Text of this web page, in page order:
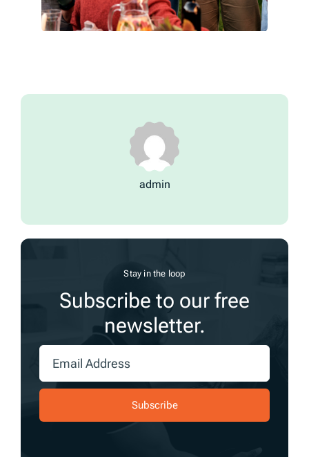
admin
Stay in the loop
Subscribe to our free
newsletter.
Subscribe